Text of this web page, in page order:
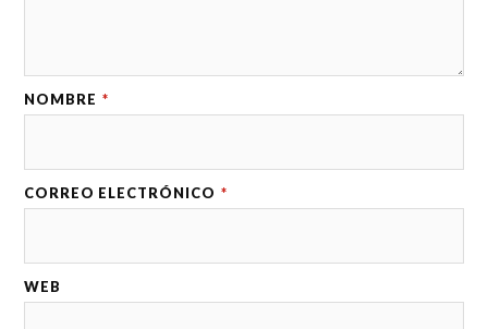
NOMBRE *
CORREO ELECTRÓNICO *
WEB